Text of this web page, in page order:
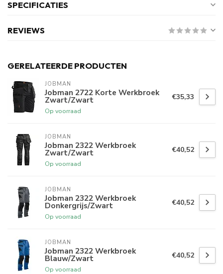
SPECIFICATIES
REVIEWS
GERELATEERDE PRODUCTEN
JOBMAN
Jobman 2722 Korte Werkbroek
Zwart/Zwart
Op voorraad
€35,33
JOBMAN
Jobman 2322 Werkbroek
Zwart/Zwart
Op voorraad
€40,52
JOBMAN
Jobman 2322 Werkbroek
Donkergrijs/Zwart
Op voorraad
€40,52
JOBMAN
Jobman 2322 Werkbroek
Blauw/Zwart
Op voorraad
€40,52